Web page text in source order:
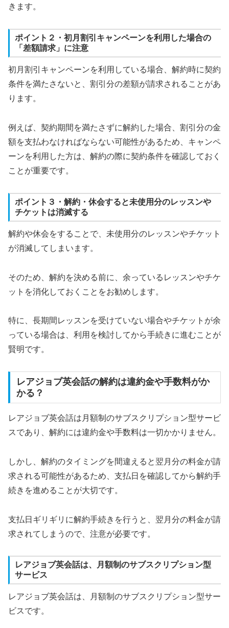
きます。
ポイント２・初月割引キャンペーンを利用した場合の
「差額請求」に注意
初月割引キャンペーンを利用している場合、解約時に契約
条件を満たさないと、割引分の差額が請求されることがあ
ります。
例えば、契約期間を満たさずに解約した場合、割引分の金
額を支払わなければならない可能性があるため、キャンペ
ーンを利用した方は、解約の際に契約条件を確認しておく
ことが重要です。
ポイント３・解約・休会すると未使用分のレッスンや
チケットは消滅する
解約や休会をすることで、未使用分のレッスンやチケット
が消滅してしまいます。
そのため、解約を決める前に、余っているレッスンやチケ
ットを消化しておくことをお勧めします。
特に、長期間レッスンを受けていない場合やチケットが余
っている場合は、利用を検討してから手続きに進むことが
賢明です。
レアジョブ英会話の解約は違約金や手数料がか
かる？
レアジョブ英会話は月額制のサブスクリプション型サービ
スであり、解約には違約金や手数料は一切かかりません。
しかし、解約のタイミングを間違えると翌月分の料金が請
求される可能性があるため、支払日を確認してから解約手
続きを進めることが大切です。
支払日ギリギリに解約手続きを行うと、翌月分の料金が請
求されてしまうので、注意が必要です。
レアジョブ英会話は、月額制のサブスクリプション型
サービス
レアジョブ英会話は、月額制のサブスクリプション型サー
ビスです。